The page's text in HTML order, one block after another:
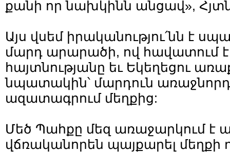
քանի որ նախկինն անցավ»,
Այս վսեմ իրականությու՛նն է
մարդ արարածի, ով հավատում
հայտնությանը եւ Եկեղեցու
նպատակին՝ մարդուն
ազատագրում մեղքից:
Մեծ Պահքը մեզ առաջարկում է
վճռականորեն պայքարել մեղքի